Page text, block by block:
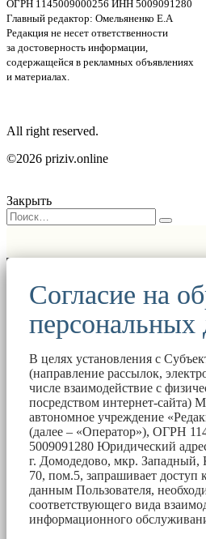
ОГРН 1145009000256 ИНН 5009091280
Главный редактор: Омельяненко Е.А
Редакция не несет ответственности
за достоверность информации,
содержащейся в рекламных объявлениях
и материалах.
All right reserved.
©2026 priziv.online
Закрыть
Согласие на
персональных
В целях установления с
(направление рассылок,
числе взаимодействие с
посредством интернет-сайта)
автономное учреждение
(далее – «Оператор»), ОГРН
5009091280 Юридический
г. Домодедово, мкр. Западный,
70, пом.5, запрашивает доступ
данным Пользователя,
соответствующего вида
информационного